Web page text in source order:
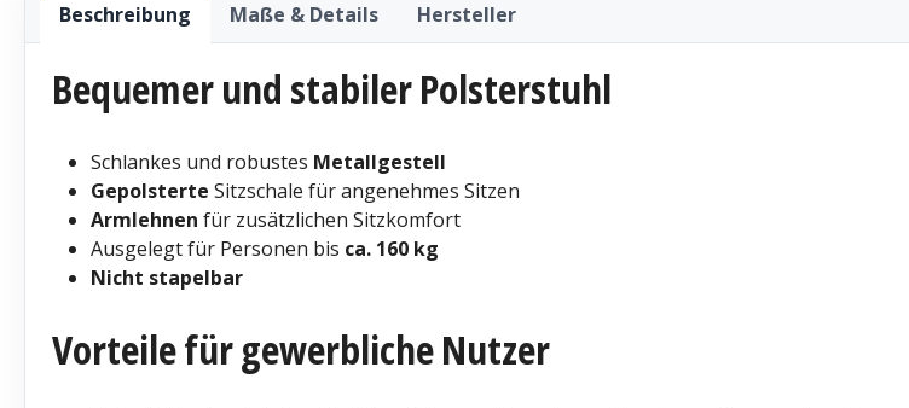
Beschreibung Maße & Details Hersteller
Bequemer und stabiler Polsterstuhl
Schlankes und robustes Metallgestell
Gepolsterte Sitzschale für angenehmes Sitzen
Armlehnen für zusätzlichen Sitzkomfort
Ausgelegt für Personen bis ca. 160 kg
Nicht stapelbar
Vorteile für gewerbliche Nutzer